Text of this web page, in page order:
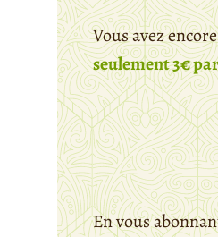
Vous avez
seulement 3€
En vous